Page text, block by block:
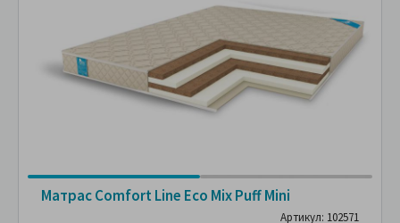
Матрас Comfort Line Eco Mix Puff Mini
Артикул: 102571